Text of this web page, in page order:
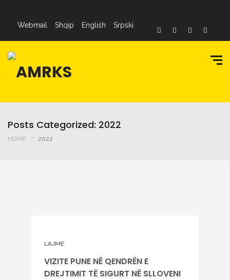
Webmail Shqip English Srpski
Posts Categorized: 2022
HOME 2022
LAJME
VIZITE PUNE NË QENDRËN E
DREJTIMIT TË SIGURT NË SLLOVENI